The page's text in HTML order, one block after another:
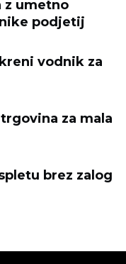
z umetno
podjetij
vodnik za
za mala
brez zalog